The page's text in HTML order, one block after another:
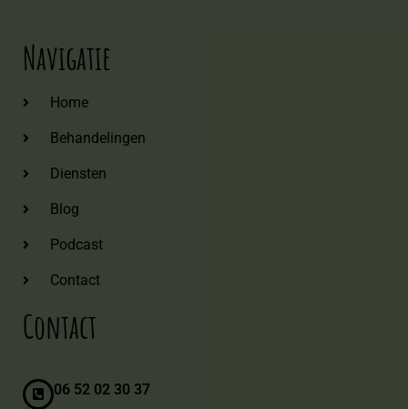
Navigatie
Home
Behandelingen
Diensten
Blog
Podcast
Contact
Contact
06 52 02 30 37